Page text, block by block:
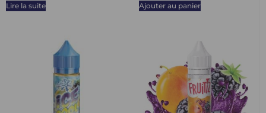
Lire la suite Ajouter au panier